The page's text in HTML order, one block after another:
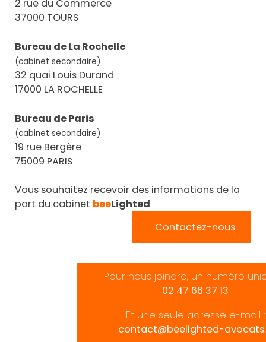
2 rue du Commerce
37000 TOURS
Bureau de La Rochelle
(cabinet secondaire)
32 quai Louis Durand
17000 LA ROCHELLE
Bureau de Paris
(cabinet secondaire)
19 rue Bergère
75009 PARIS
Vous souhaitez recevoir des informations de la
part du cabinet beeLighted
Contactez-nous
Pour nous joindre, un numéro
02 47 66 37 13
Et une seule adresse e-mail :
contact@beelighted-